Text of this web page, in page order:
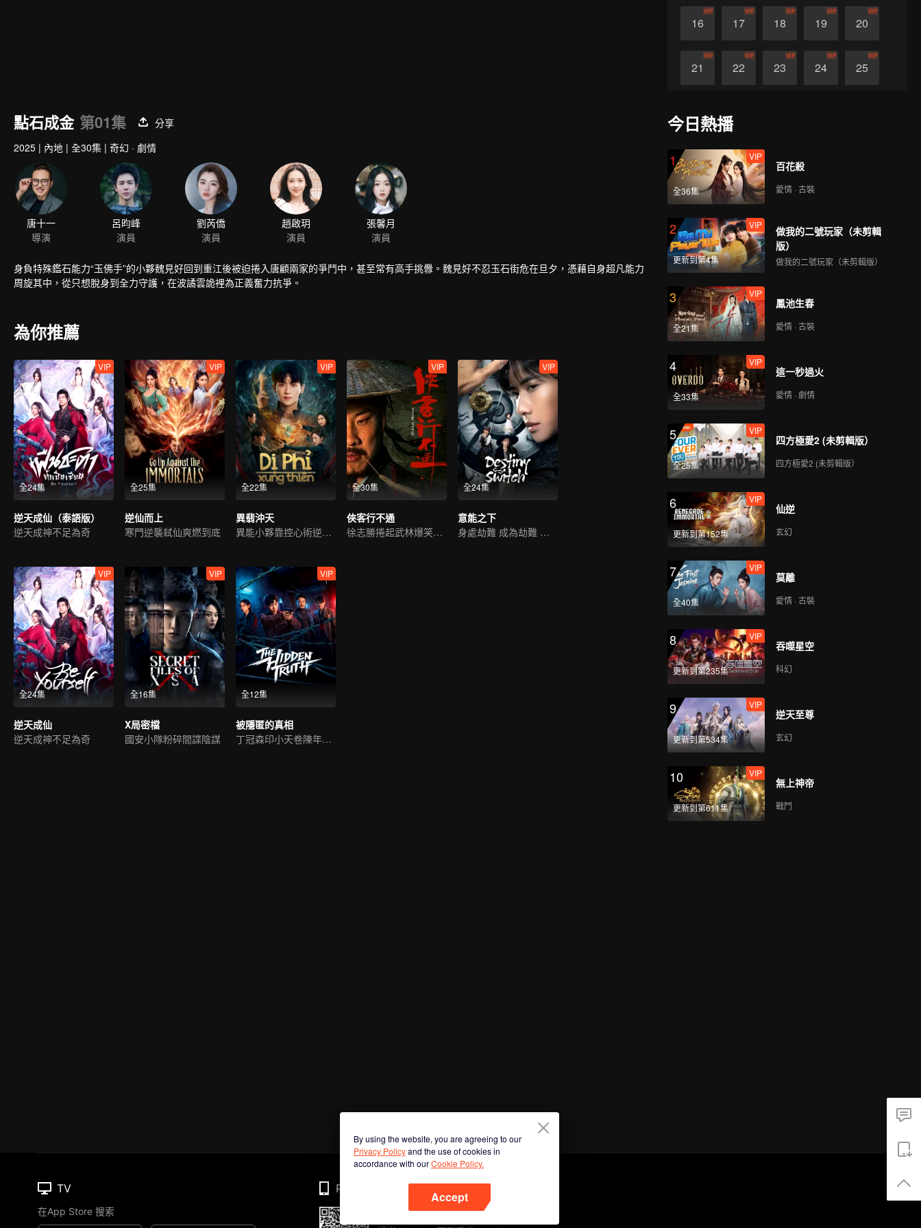
16
VIP
17
VIP
18
VIP
19
VIP
20
VIP
21
VIP
22
VIP
23
VIP
24
VIP
25
VIP
27
點石成金 第01集
分享
2025 | 內地 | 全30集 | 奇幻 · 劇情
唐十一
導演
呂昀峰
演員
劉芮僑
演員
趙啟玥
演員
張馨月
演員
身負特殊鑑石能力“玉佛手”的小夥魏見好回到重江後被迫捲入唐顧兩家的爭鬥中，甚至常有高手挑釁。魏見好不忍玉石街危在旦夕，憑藉自身超凡能力
周旋其中，從只想脫身到全力守護，在波譎雲詭裡為正義奮力抗爭。
為你推薦
全24集
VIP
逆天成仙（泰語版）
逆天成神不足為奇
全25集
VIP
逆仙而上
寒門逆襲弒仙爽燃到底
全22集
VIP
異翡沖天
異能小夥靠控心術逆轉人生
全30集
VIP
俠客行不通
徐志勝捲起武林爆笑風雲
全24集
VIP
意能之下
身處劫難 成為劫難 主宰劫難
全24集
VIP
逆天成仙
逆天成神不足為奇
全16集
VIP
X局密檔
國安小隊粉碎間諜陰謀
全12集
VIP
被隱匿的真相
丁冠森印小天卷陳年懸案
今日熱播
1
全36集
VIP
百花殺
愛情 · 古裝
2
更新到第4集
VIP
做我的二號玩家（未剪輯
版）
做我的二號玩家（未剪輯版）
3
全21集
VIP
鳳池生春
愛情 · 古裝
4
全33集
VIP
這一秒過火
愛情 · 劇情
5
全25集
VIP
四方極愛2 (未剪輯版）
四方極愛2 (未剪輯版）
6
更新到第152集
VIP
仙逆
玄幻
7
全40集
VIP
莫離
愛情 · 古裝
8
更新到第235集
VIP
吞噬星空
科幻
9
更新到第534集
VIP
逆天至尊
玄幻
10
更新到第611集
VIP
無上神帝
戰鬥
By using the website, you are agreeing to our
Privacy Policyand the use of cookies in
accordance with ourCookie Policy.
Accept
TV
在App Store 搜索
Phone